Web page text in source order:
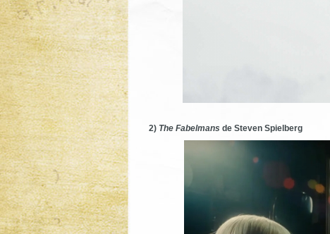
2) The Fabelmans de Steven Spielberg